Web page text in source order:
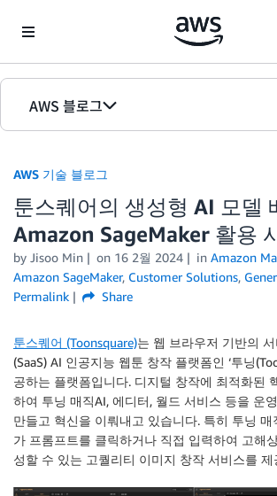
AWS 블로그
홈
에디션
AWS 기술 블로그
툰스퀘어의 생성형 AI 모델
Amazon SageMaker 활용
by Jisoo Min on 16 2월 2024 in Amazon
Amazon SageMaker, Customer Solutions,
Permalink
Share
툰스퀘어 (Toonsquare)는 웹 브라우저 기반의
(SaaS) AI 인공지능 웹툰 창작 플랫폼인 ‘투닝
공하는 플랫폼입니다. 디지털 창작에 최적화된
하여 투닝 매직AI, 에디터, 월드 서비스 등을 운
만들고 혁신을 이뤄내고 있습니다. 특히 투닝
가 프롬프트를 클릭하거나 직접 입력하여 고해
성할 수 있는 고퀄리티 이미지 창작 서비스를